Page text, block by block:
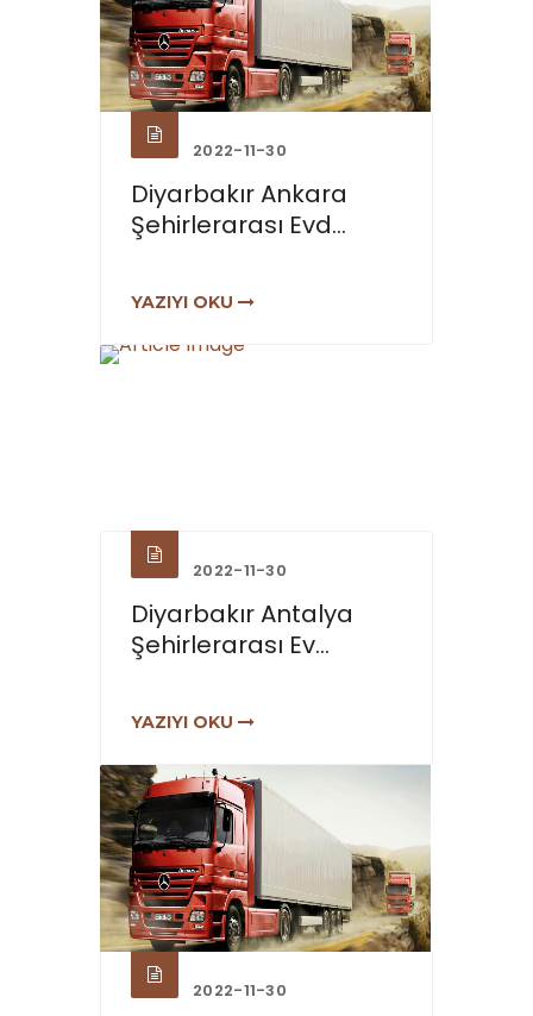
2022-11-30
Diyarbakır Ankara
Şehirlerarası Evd...
YAZIYI OKU
2022-11-30
Diyarbakır Antalya
Şehirlerarası Ev...
YAZIYI OKU
2022-11-30